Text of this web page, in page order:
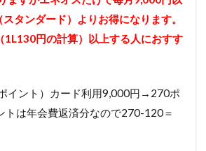
スタンダード）よりお得になります。
1L130円の計算）以上する人におすす
イント）カード利用9,000円→270ポ
トは年会費返済分なので270-120＝